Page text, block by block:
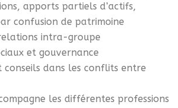
apports partiels d’actifs,
confusion de patrimoine
intra-groupe
et gouvernance
conseils dans les conflits entre
les différentes professions